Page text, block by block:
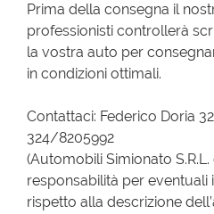
Prima della consegna il
professionisti controllerà
la vostra auto per
in condizioni ottimali.
Contattaci: Federico Doria
324/8205992
(Automobili Simionato
responsabilità per
rispetto alla descrizione